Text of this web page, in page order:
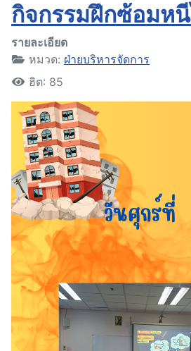
กิจกรรมฝึกซ้อมห
รายละเอียด
หมวด: ฝ่ายบริหารจัดการ
ฮิต: 85